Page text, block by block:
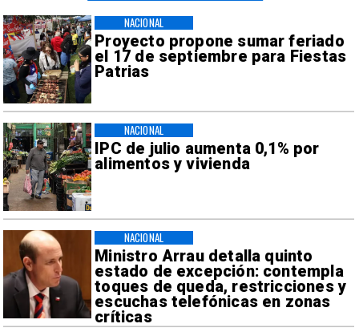
Proyecto propone sumar feriado
el 17 de septiembre para Fiestas
Patrias
NACIONAL
IPC de julio aumenta 0,1% por
alimentos y vivienda
NACIONAL
Ministro Arrau detalla quinto
estado de excepción: contempla
toques de queda, restricciones y
escuchas telefónicas en zonas
críticas
NACIONAL